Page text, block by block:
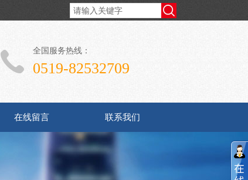
全国服务热线：
0519-82532709
在线留言 联系我们